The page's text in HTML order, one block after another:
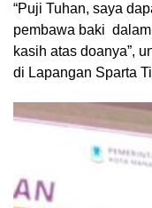
“Puji Tuhan, saya
pembawa baki
kasih atas doanya”,
di Lapangan Sparta